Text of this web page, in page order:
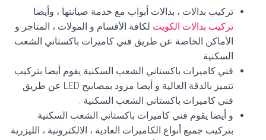
تركيب بدالات ، بدالات أبواب مع خدمة صيانتها ، وأيضا
تركيب بدالات الكويت لكافة الأقسام و المولات ، المتاجر و
الأماكن الخاصة عن طريق فني كاميرات باكستاني الشعب
السكنية .
فني كاميرات باكستاني الشعب السكنية يقوم أيضا بتركيب
تتميز بالدقة العالية و أيضا مزود بمصابيح LED عن طريق
فني كاميرات باكستاني الشعب السكنية .
و أيضا يقوم فني كاميرات باكستاني الشعب السكنية
بتركيب جميع أنواع الكاميرات العادية ، الالكترونية ، الليزرية